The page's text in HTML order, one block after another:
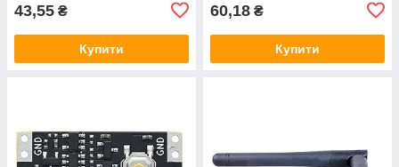
43,55 ₴
Купити
60,18 ₴
Купити